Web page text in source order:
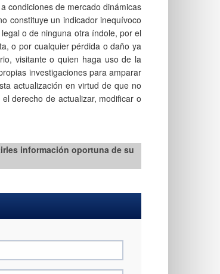
condiciones de mercado dinámicas
constituye un indicador inequívoco
o de ninguna otra índole, por el
o por cualquier pérdida o daño ya
visitante o quien haga uso de la
investigaciones para amparar
actualización en virtud de que no
derecho de actualizar, modificar o
información oportuna de su